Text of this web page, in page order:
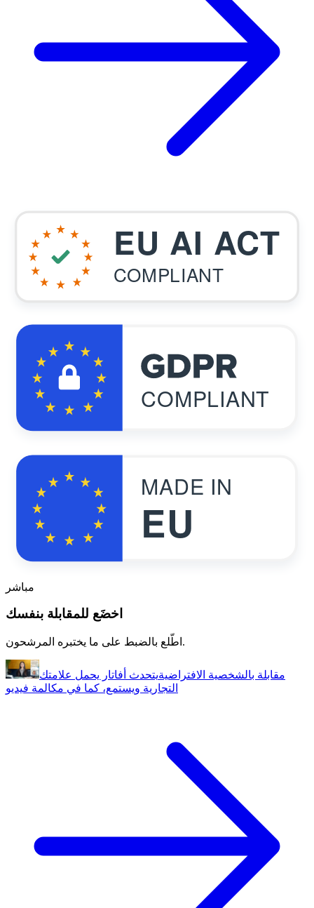
EU AI ACT
COMPLIANT
COMPLIANT
MADE IN
EU
مباشر
اخضَع للمقابلة بنفسك
اطّلع بالضبط على ما يختبره المرشحون.
مقابلة بالشخصية الافتراضيةيتحدث أفاتار يحمل علامتك
التجارية ويستمع، كما في مكالمة فيديو